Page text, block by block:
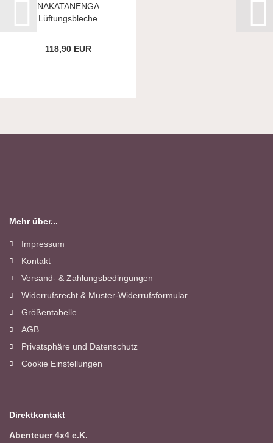
NAKATANENGA
Lüftungsbleche
118,90 EUR
Mehr über...
Impressum
Kontakt
Versand- & Zahlungsbedingungen
Widerrufsrecht & Muster-Widerrufsformular
Größentabelle
AGB
Privatsphäre und Datenschutz
Cookie Einstellungen
Direktkontakt
Abenteuer 4x4 e.K.